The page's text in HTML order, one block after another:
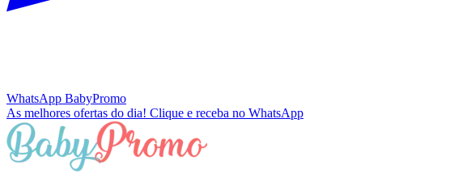
WhatsApp BabyPromo
As melhores ofertas do dia! Clique e receba no WhatsApp